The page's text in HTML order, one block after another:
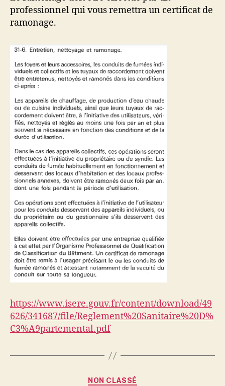
professionnel qui vous remettra un certificat de
ramonage.
https://www.isere.gouv.fr/content/download/49
626/341687/file/Reglement%20Sanitaire%20D%
C3%A9partemental.pdf
Catégories
NON CLASSÉ